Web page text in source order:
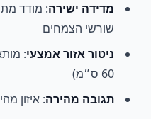
מדידה ישירה: מודד
שורשי הצמחים
ניטור אזור אמצעי
60 ס״מ)
תגובה מהירה: איזון